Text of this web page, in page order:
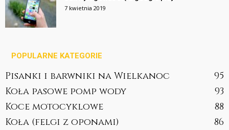
7 kwietnia 2019
POPULARNE KATEGORIE
Pisanki i barwniki na Wielkanoc
95
Koła pasowe pomp wody
93
Koce motocyklowe
88
Koła (felgi z oponami)
86